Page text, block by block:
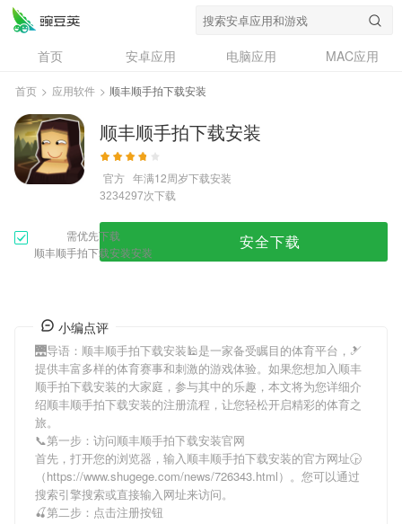
首页 安卓应用 电脑应用
MAC应用
资讯
专题
问答
首页 > 应用软件 > 顺丰顺手拍下载安装
顺丰顺手拍下载安装
官方 年满12周岁下载安装
3234297次下载
需优先下载
顺丰顺手拍下载安装安装
安全下载
小编点评
🌉导语： 顺丰顺手拍下载安装🕌是一家备受瞩目的体育平台，🎿
提供丰富多样的体育赛事和刺激的游戏体验。如果您想加入顺丰
顺手拍下载安装的大家庭，参与其中的乐趣，本文将为您详细介
绍顺丰顺手拍下载安装的注册流程，让您轻松开启精彩的体育之
旅。
📞第一步：访问顺丰顺手拍下载安装官网
首先，打开您的浏览器，输入顺丰顺手拍下载安装的官方网址🕞
（https://www.shugege.com/news/726343.html）。您可以通过
搜索引擎搜索或直接输入网址来访问。
🍒第二步：点击注册按钮